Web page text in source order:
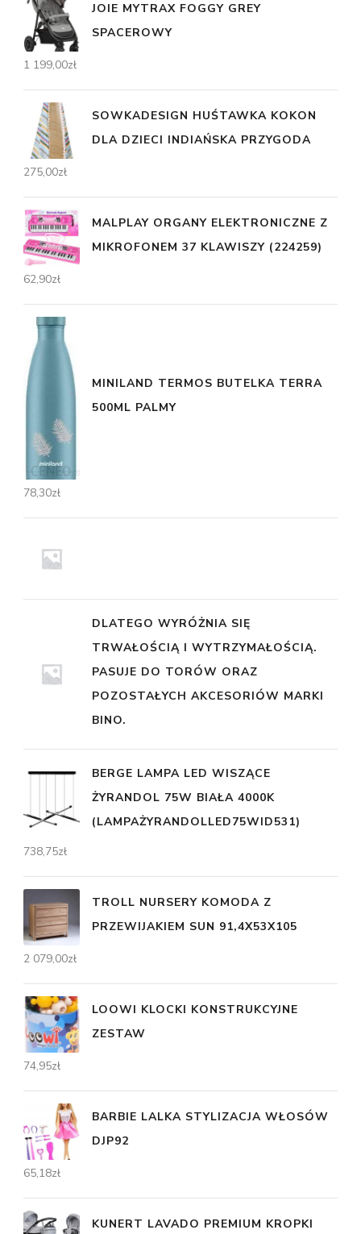
JOIE MYTRAX FOGGY GREY
SPACEROWY
1 199,00zł
SOWKADESIGN HUŚTAWKA KOKON
DLA DZIECI INDIAŃSKA PRZYGODA
275,00zł
MALPLAY ORGANY ELEKTRONICZNE Z
MIKROFONEM 37 KLAWISZY (224259)
62,90zł
MINILAND TERMOS BUTELKA TERRA
500ML PALMY
78,30zł
DLATEGO WYRÓŻNIA SIĘ
TRWAŁOŚCIĄ I WYTRZYMAŁOŚCIĄ.
PASUJE DO TORÓW ORAZ
POZOSTAŁYCH AKCESORIÓW MARKI
BINO.
BERGE LAMPA LED WISZĄCE
ŻYRANDOL 75W BIAŁA 4000K
(LAMPAŻYRANDOLLED75WID531)
738,75zł
TROLL NURSERY KOMODA Z
PRZEWIJAKIEM SUN 91,4X53X105
2 079,00zł
LOOWI KLOCKI KONSTRUKCYJNE
ZESTAW
74,95zł
BARBIE LALKA STYLIZACJA WŁOSÓW
DJP92
65,18zł
KUNERT LAVADO PREMIUM KROPKI